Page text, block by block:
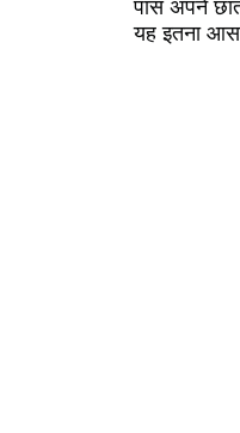
पास अपने
यह इतना